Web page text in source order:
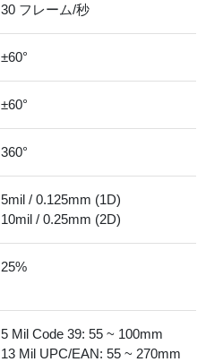
30 フレーム/秒
±60°
±60°
360°
5mil / 0.125mm (1D)
10mil / 0.25mm (2D)
25%
5 Mil Code 39: 55 ~ 100mm
13 Mil UPC/EAN: 55 ~ 270mm